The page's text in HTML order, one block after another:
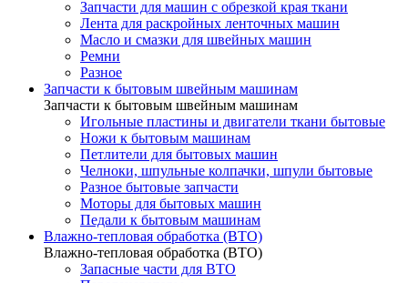
Запчасти для машин с обрезкой края ткани
Лента для раскройных ленточных машин
Масло и смазки для швейных машин
Ремни
Разное
Запчасти к бытовым швейным машинам
Запчасти к бытовым швейным машинам
Игольные пластины и двигатели ткани бытовые
Ножи к бытовым машинам
Петлители для бытовых машин
Челноки, шпульные колпачки, шпули бытовые
Разное бытовые запчасти
Моторы для бытовых машин
Педали к бытовым машинам
Влажно-тепловая обработка (ВТО)
Влажно-тепловая обработка (ВТО)
Запасные части для ВТО